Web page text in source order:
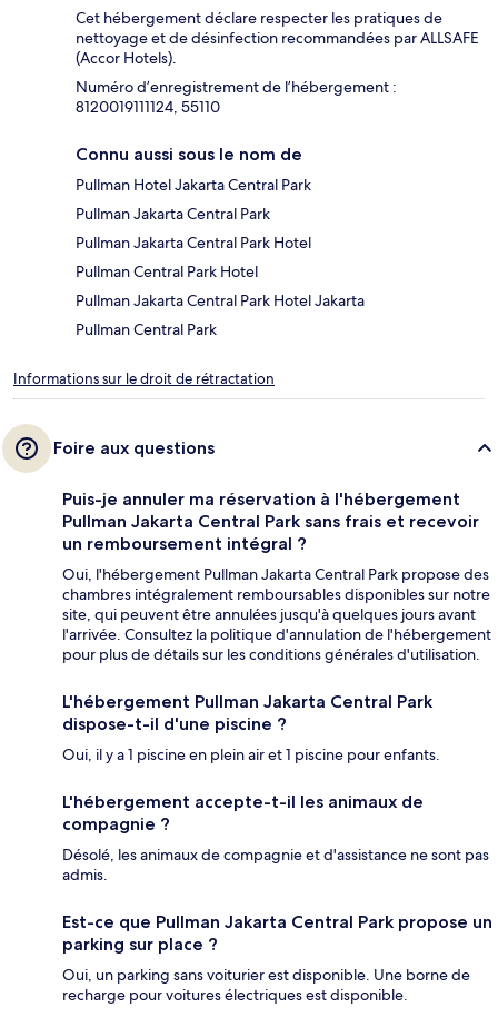
Cet hébergement déclare respecter les pratiques de
nettoyage et de désinfection recommandées par ALLSAFE
(Accor Hotels).
Numéro d’enregistrement de l’hébergement :
8120019111124, 55110
Connu aussi sous le nom de
Pullman Hotel Jakarta Central Park
Pullman Jakarta Central Park
Pullman Jakarta Central Park Hotel
Pullman Central Park Hotel
Pullman Jakarta Central Park Hotel Jakarta
Pullman Central Park
Informations sur le droit de rétractation
Foire aux questions
Puis-je annuler ma réservation à l'hébergement
Pullman Jakarta Central Park sans frais et recevoir
un remboursement intégral ?
Oui, l'hébergement Pullman Jakarta Central Park propose des
chambres intégralement remboursables disponibles sur notre
site, qui peuvent être annulées jusqu'à quelques jours avant
l'arrivée. Consultez la politique d'annulation de l'hébergement
pour plus de détails sur les conditions générales d'utilisation.
L'hébergement Pullman Jakarta Central Park
dispose-t-il d'une piscine ?
Oui, il y a 1 piscine en plein air et 1 piscine pour enfants.
L'hébergement accepte-t-il les animaux de
compagnie ?
Désolé, les animaux de compagnie et d'assistance ne sont pas
admis.
Est-ce que Pullman Jakarta Central Park propose un
parking sur place ?
Oui, un parking sans voiturier est disponible. Une borne de
recharge pour voitures électriques est disponible.